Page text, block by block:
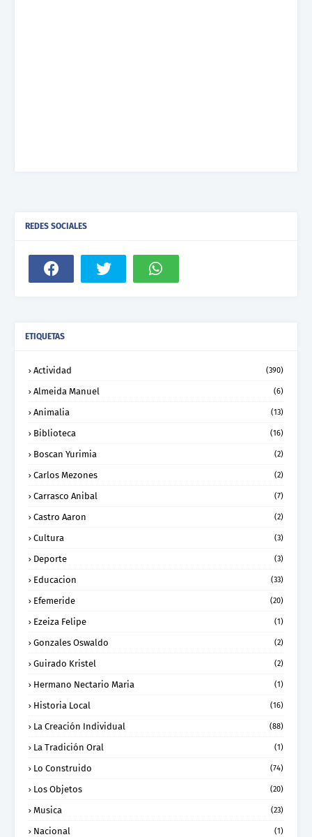
REDES SOCIALES
ETIQUETAS
Actividad (390)
Almeida Manuel (6)
Animalia (13)
Biblioteca (16)
Boscan Yurimia (2)
Carlos Mezones (2)
Carrasco Anibal (7)
Castro Aaron (2)
Cultura (3)
Deporte (3)
Educacion (33)
Efemeride (20)
Ezeiza Felipe (1)
Gonzales Oswaldo (2)
Guirado Kristel (2)
Hermano Nectario Maria (1)
Historia Local (16)
La Creación Individual (88)
La Tradición Oral (1)
Lo Construido (74)
Los Objetos (20)
Musica (23)
Nacional (1)